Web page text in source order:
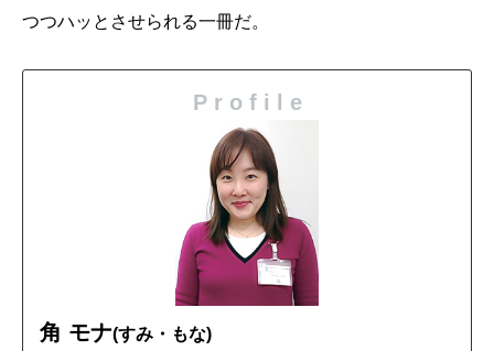
つつハッとさせられる一冊だ。
P r o f i l e
角 モナ(すみ・もな)